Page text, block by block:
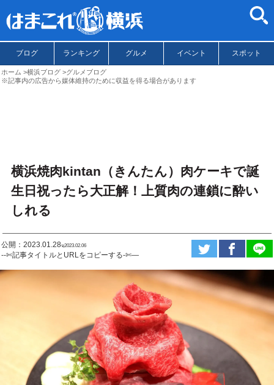
ブログ ランキング グルメ イベント スポット
ホーム 横浜ブログ
グルメブログ
※記事内の広告から媒体維持のために収益を得る場合があります
横浜焼肉kintan（きんたん）肉ケーキで誕
生日祝ったら大正解！上質肉の連鎖に酔い
しれる
公開：2023.01.28ಇ2023.02.06
--✄記事タイトルとURLをコピーする-✄—